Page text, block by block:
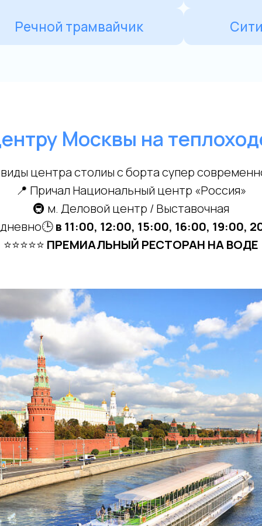
Москвы на
центра столиы с борта супер
📍 Причал Национальный центр «Россия»
🚇 м. Деловой центр / Выставочная
в 11:00, 12:00, 15:00, 16:00, 19:00,
⭐⭐⭐⭐⭐ ПРЕМИАЛЬНЫЙ РЕСТОРАН НА ВОДЕ
билет